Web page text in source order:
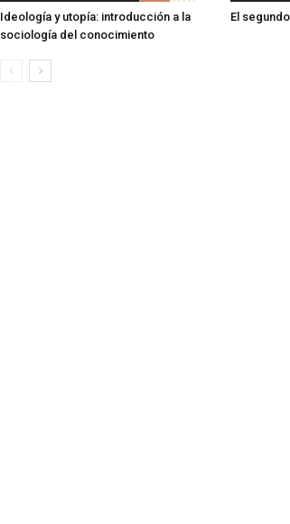
Ideología y utopía: introducción a la
sociología del conocimiento
El